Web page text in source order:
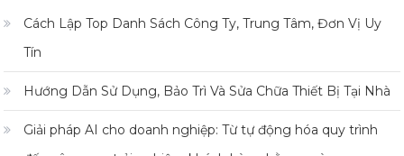
Cách Lập Top Danh Sách Công Ty, Trung Tâm, Đơn Vị Uy
Tín
Hướng Dẫn Sử Dụng, Bảo Trì Và Sửa Chữa Thiết Bị Tại Nhà
Giải pháp AI cho doanh nghiệp: Từ tự động hóa quy trình